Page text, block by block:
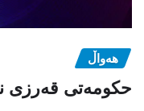
هەواڵ
حکومەتی قەرزی